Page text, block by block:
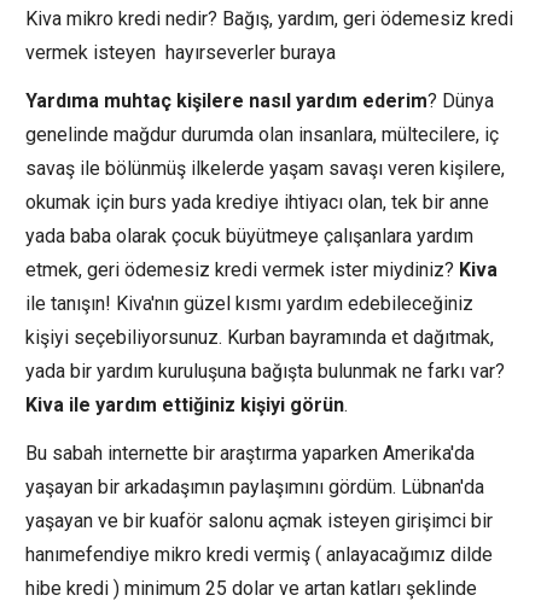
Kiva mikro kredi nedir? Bağış, yardım, geri ödemesiz kredi
vermek isteyen hayırseverler buraya
Yardıma muhtaç kişilere nasıl yardım ederim? Dünya
genelinde mağdur durumda olan insanlara, mültecilere, iç
savaş ile bölünmüş ilkelerde yaşam savaşı veren kişilere,
okumak için burs yada krediye ihtiyacı olan, tek bir anne
yada baba olarak çocuk büyütmeye çalışanlara yardım
etmek, geri ödemesiz kredi vermek ister miydiniz? Kiva
ile tanışın! Kiva'nın güzel kısmı yardım edebileceğiniz
kişiyi seçebiliyorsunuz. Kurban bayramında et dağıtmak,
yada bir yardım kuruluşuna bağışta bulunmak ne farkı var?
Kiva ile yardım ettiğiniz kişiyi görün.
Bu sabah internette bir araştırma yaparken Amerika'da
yaşayan bir arkadaşımın paylaşımını gördüm. Lübnan'da
yaşayan ve bir kuaför salonu açmak isteyen girişimci bir
hanımefendiye mikro kredi vermiş ( anlayacağımız dilde
hibe kredi ) minimum 25 dolar ve artan katları şeklinde